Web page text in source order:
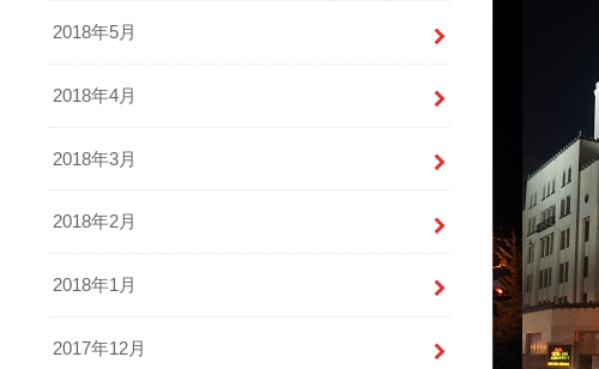
2018年5月
2018年4月
2018年3月
2018年2月
2018年1月
2017年12月